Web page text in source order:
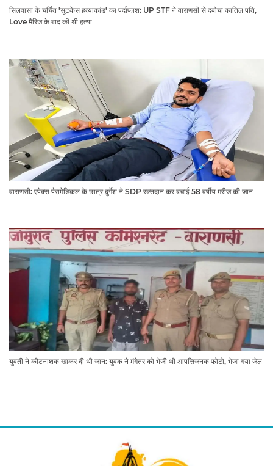
सिलवासा के चर्चित 'सूटकेस हत्याकांड' का पर्दाफाश: UP STF ने वाराणसी से दबोचा कातिल पति,
Love मैरिज के बाद की थी हत्या
वाराणसी: एपेक्स पैरामेडिकल के छात्र दुर्गेश ने SDP रक्तदान कर बचाई 58 वर्षीय मरीज की जान
युवती ने कीटनाशक खाकर दी थी जान: युवक ने मंगेतर को भेजी थी आपत्तिजनक फोटो, भेजा गया जेल